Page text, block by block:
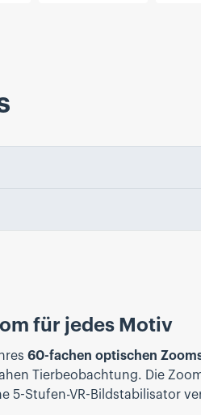
für jedes Motiv
60-fachen optischen
Tierbeobachtung. Die
5-Stufen-VR-Bildstabilisator